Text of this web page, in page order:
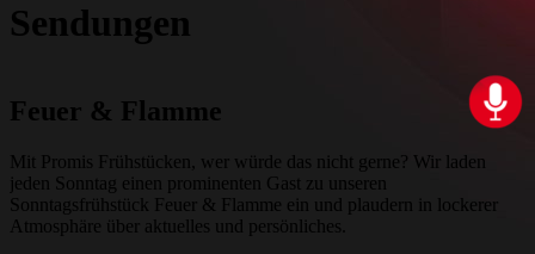
Sendungen
Feuer & Flamme
Mit Promis Frühstücken, wer würde das nicht gerne? Wir laden
jeden Sonntag einen prominenten Gast zu unseren
Sonntagsfrühstück Feuer & Flamme ein und plaudern in lockerer
Atmosphäre über aktuelles und persönliches.